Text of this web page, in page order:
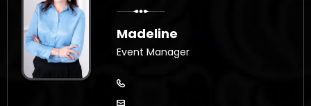
Madeline
Event Manager